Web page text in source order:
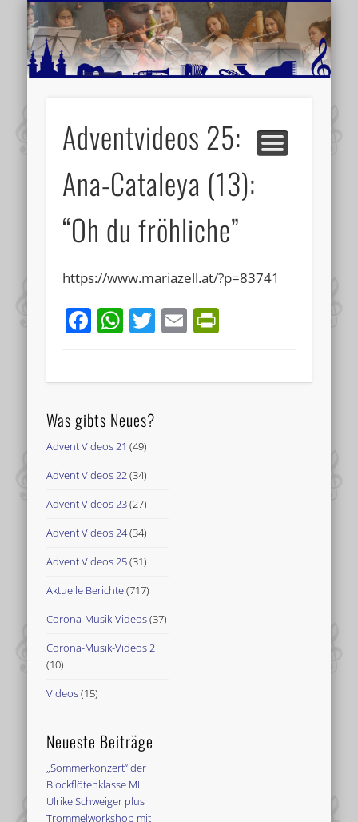
MUSIKSCHULE MARIAZELL
AKTUELLE BERICHTE
SCHULE
VIDEOS
VERANSTALTUNGSTIPPS
WEITERE INFORMATIONEN
Adventvideos 25:
Ana-Cataleya (13):
“Oh du fröhliche”
https://www.mariazell.at/?p=83741
Facebook
WhatsApp
Twitter
Email
Was gibts Neues?
Advent Videos 21 (49)
Advent Videos 22(34)
Advent Videos 23(27)
Advent Videos 24(34)
Advent Videos 25(31)
Aktuelle Berichte(717)
Corona-Musik-Videos(37)
Corona-Musik-Videos 2
(10)
Videos(15)
Neueste Beiträge
„Sommerkonzert“ der
Blockflötenklasse ML
Ulrike Schweiger plus
Trommelworkshop mit